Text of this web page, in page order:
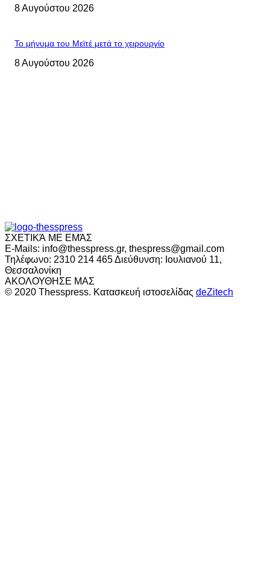
8 Αυγούστου 2026
Το μήνυμα του Μεϊτέ μετά το χειρουργίο
8 Αυγούστου 2026
ΣΧΕΤΙΚΆ ΜΕ ΕΜΆΣ
E-Mails: info@thesspress.gr, thespress@gmail.com
Τηλέφωνο: 2310 214 465 Διεύθυνση: Ιουλιανού 11,
Θεσσαλονίκη
ΑΚΟΛΟΥΘΗΣΕ ΜΑΣ
© 2020 Thesspress. Κατασκευή ιστοσελίδας deZitech